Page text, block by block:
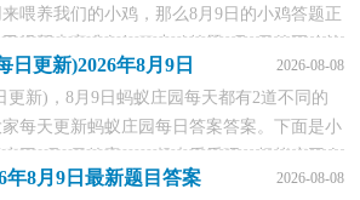
喂养我们的小鸡，那么8月9日的小鸡答题正
经帮大家准备好了小鸡答题8月9日的正确答
答题8月9日正确答案是什么一、8月9日小鸡
气炸锅做的食物容易致癌正...
日更新)2026年8月9日 2026-08-08
更新)，8月9日蚂蚁庄园每天都有2道不同的
每天更新蚂蚁庄园每日答案答案。下面是小
园8月9日答案，一起来看看吧。蚂蚁庄园今
年8月9日蚂蚁庄园今日答案(每日更新)1、
年8月9日最新题目答案 2026-08-08